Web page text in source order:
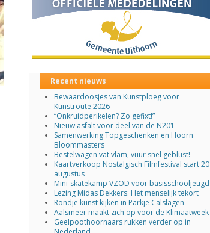
Recent nieuws
Bewaardoosjes van Kunstploeg voor
Kunstroute 2026
“Onkruidperikelen? Zo gefixt!”
Nieuw asfalt voor deel van de N201
Samenwerking Topgeschenken en Hoorn
Bloommasters
Bestelwagen vat vlam, vuur snel geblust!
Kaartverkoop Nostalgisch Filmfestival start 20
augustus
Mini-skatekamp VZOD voor basisschooljeugd
Lezing Midas Dekkers: Het menselijk tekort
Rondje kunst kijken in Parkje Calslagen
Aalsmeer maakt zich op voor de Klimaatweek
Geelpoothoornaars rukken verder op in